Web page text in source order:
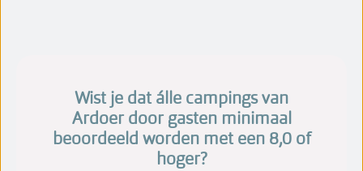
Wist je dat álle campings van
Ardoer door gasten minimaal
beoordeeld worden met een 8,0 of
hoger?